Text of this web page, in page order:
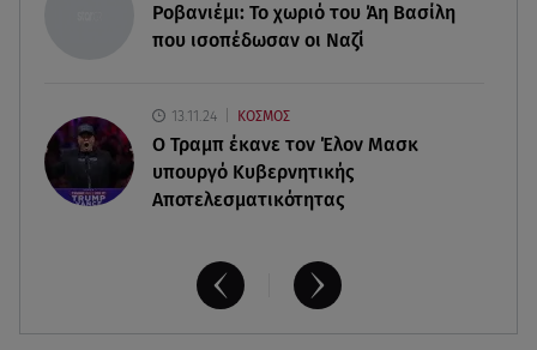
Ροβανιέμι: Το χωριό του Άη Βασίλη
που ισοπέδωσαν οι Ναζί
13.11.24 ΚΟΣΜΟΣ
O Τραμπ έκανε τον Έλον Μασκ
υπουργό Κυβερνητικής
Αποτελεσματικότητας